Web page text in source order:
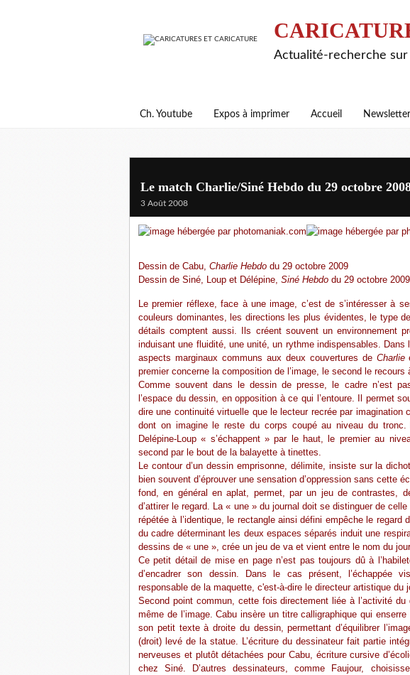
Actualité-recherche
Ch. Youtube Expos à imprimer Accueil Newsletter
Le match Charlie/Siné Hebdo du 29 octobre
3 Août 2008
Dessin de Cabu, Charlie Hebdo du 29 octobre 2009
Dessin de Siné, Loup et Délépine, Siné Hebdo du 29 octobre 2009
Le premier réflexe, face à une image, c’est de s’intéresser à
couleurs dominantes, les directions les plus évidentes, le type
détails comptent aussi. Ils créent souvent un environnement
induisant une fluidité, une unité, un rythme indispensables.
aspects marginaux communs aux deux couvertures de Charlie
premier concerne la composition de l’image, le second le recours
Comme souvent dans le dessin de presse, le cadre n’est
l’espace du dessin, en opposition à ce qui l’entoure. Il permet
dire une continuité virtuelle que le lecteur recrée par imagination
dont on imagine le reste du corps coupé au niveau du
Delépine-Loup « s’échappent » par le haut, le premier au
second par le bout de la balayette à tinettes.
Le contour d’un dessin emprisonne, délimite, insiste sur la
bien souvent d’éprouver une sensation d’oppression sans cette
fond, en général en aplat, permet, par un jeu de contrastes,
d’attirer le regard. La « une » du journal doit se distinguer de
répétée à l’identique, le rectangle ainsi défini empêche le regard
du cadre déterminant les deux espaces séparés induit une
dessins de « une », crée un jeu de va et vient entre le nom du
Ce petit détail de mise en page n’est pas toujours dû à
d’encadrer son dessin. Dans le cas présent, l’échappée
responsable de la maquette, c'est-à-dire le directeur artistique du
Second point commun, cette fois directement liée à l’activité
même de l’image. Cabu insère un titre calligraphique qui
son petit texte à droite du dessin, permettant d’équilibrer
(droit) levé de la statue. L’écriture du dessinateur fait partie
nerveuses et plutôt détachées pour Cabu, écriture cursive
chez Siné. D’autres dessinateurs, comme Faujour,